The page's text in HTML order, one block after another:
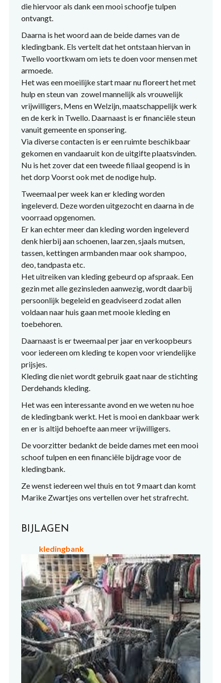
die hiervoor als dank een mooi schoofje tulpen
ontvangt.
Daarna is het woord aan de beide dames van de
kledingbank. Els vertelt dat het ontstaan hiervan in
Twello voortkwam om iets te doen voor mensen met
armoede.
Het was een moeilijke start maar nu floreert het met
hulp en steun van zowel mannelijk als vrouwelijk
vrijwilligers, Mens en Welzijn, maatschappelijk werk
en de kerk in Twello. Daarnaast is er financiële steun
vanuit gemeente en sponsering.
Via diverse contacten is er een ruimte beschikbaar
gekomen en vandaaruit kon de uitgifte plaatsvinden.
Nu is het zover dat een tweede filiaal geopend is in
het dorp Voorst ook met de nodige hulp.
Tweemaal per week kan er kleding worden
ingeleverd. Deze worden uitgezocht en daarna in de
voorraad opgenomen.
Er kan echter meer dan kleding worden ingeleverd
denk hierbij aan schoenen, laarzen, sjaals mutsen,
tassen, kettingen armbanden maar ook shampoo,
deo, tandpasta etc.
Het uitreiken van kleding gebeurd op afspraak. Een
gezin met alle gezinsleden aanwezig, wordt daarbij
persoonlijk begeleid en geadviseerd zodat allen
voldaan naar huis gaan met mooie kleding en
toebehoren.
Daarnaast is er tweemaal per jaar en verkoopbeurs
voor iedereen om kleding te kopen voor vriendelijke
prijsjes.
Kleding die niet wordt gebruik gaat naar de stichting
Derdehands kleding.
Het was een interessante avond en we weten nu hoe
de kledingbank werkt. Het is mooi en dankbaar werk
en er is altijd behoefte aan meer vrijwilligers.
De voorzitter bedankt de beide dames met een mooi
schoof tulpen en een financiële bijdrage voor de
kledingbank.
Ze wenst iedereen wel thuis en tot 9 maart dan komt
Marike Zwartjes ons vertellen over het strafrecht.
BIJLAGEN
kledingbank